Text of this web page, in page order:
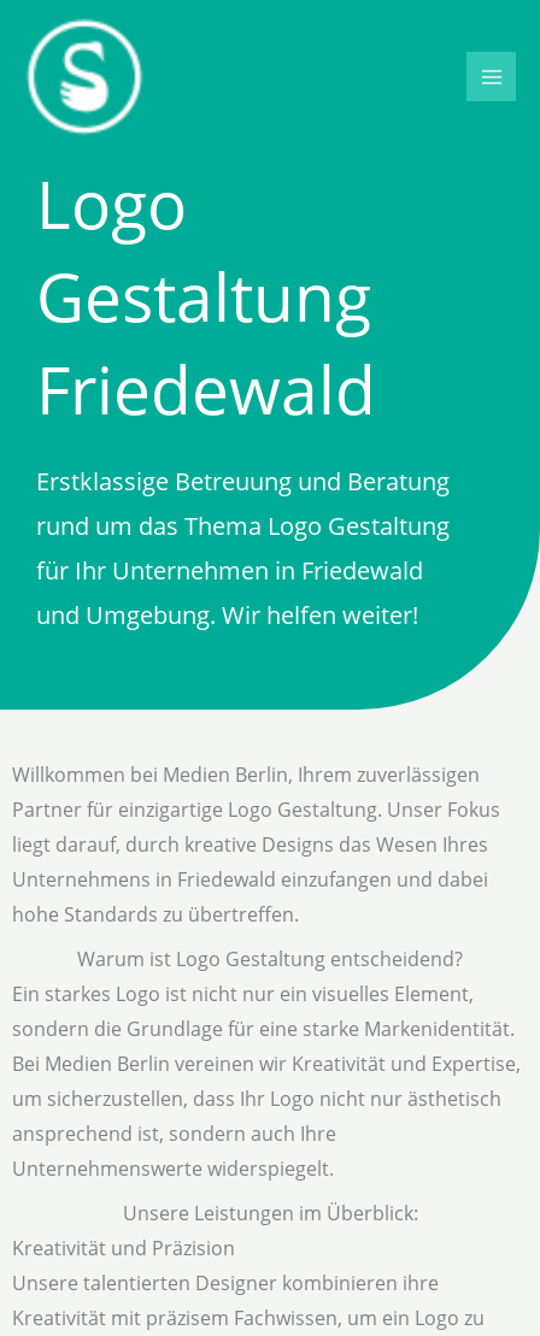
Inhalt
springen
Logo
Gestaltung
Friedewald
Erstklassige Betreuung und Beratung
rund um das Thema Logo Gestaltung
für Ihr Unternehmen in Friedewald
und Umgebung. Wir helfen weiter!
Willkommen bei Medien Berlin, Ihrem zuverlässigen
Partner für einzigartige Logo Gestaltung. Unser Fokus
liegt darauf, durch kreative Designs das Wesen Ihres
Unternehmens in Friedewald einzufangen und dabei
hohe Standards zu übertreffen.
Warum ist Logo Gestaltung entscheidend?
Ein starkes Logo ist nicht nur ein visuelles Element,
sondern die Grundlage für eine starke Markenidentität.
Bei Medien Berlin vereinen wir Kreativität und Expertise,
um sicherzustellen, dass Ihr Logo nicht nur ästhetisch
ansprechend ist, sondern auch Ihre
Unternehmenswerte widerspiegelt.
Unsere Leistungen im Überblick:
Kreativität und Präzision
Unsere talentierten Designer kombinieren ihre
Kreativität mit präzisem Fachwissen, um ein Logo zu